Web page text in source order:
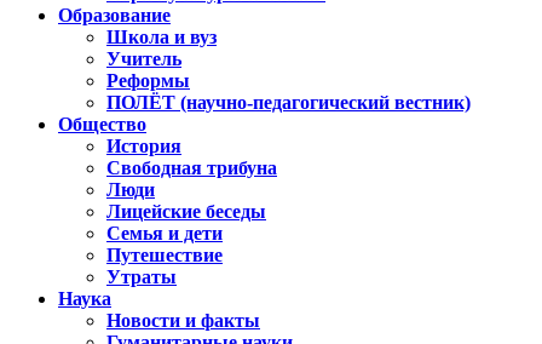
Образование
Школа и вуз
Учитель
Реформы
ПОЛЁТ (научно-педагогический вестник)
Общество
История
Свободная трибуна
Люди
Лицейские беседы
Семья и дети
Путешествие
Утраты
Наука
Новости и факты